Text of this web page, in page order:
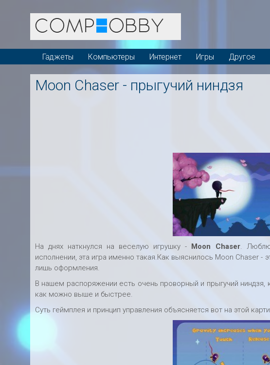
Гаджеты Компьютеры Интернет Игры Другое
Moon Chaser - прыгучий ниндзя
На днях наткнулся на веселую игрушку - Moon Chaser. Люблю
исполнении, эта игра именно такая.Как выяснилось Moon Chaser -
лишь оформления.
В нашем распоряжении есть очень проворный и прыгучий
как можно выше и быстрее.
Суть геймплея и принцип управления объясняется вот на этой